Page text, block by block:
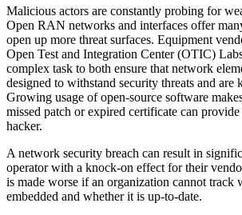
Malicious actors are constantly probing for
Open RAN networks and interfaces offer
open up more threat surfaces. Equipment
Open Test and Integration Center (OTIC)
complex task to both ensure that network
designed to withstand security threats and are
Growing usage of open-source software
missed patch or expired certificate can
hacker.
A network security breach can result in
operator with a knock-on effect for their
is made worse if an organization cannot track
embedded and whether it is up-to-date.